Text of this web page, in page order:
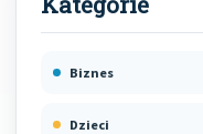
Biznes
Dzieci